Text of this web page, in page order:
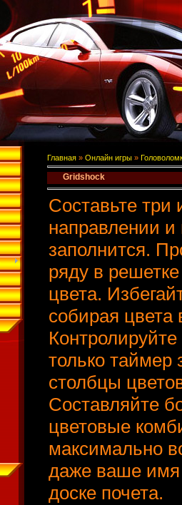
Главная » Онлайн игры »
Gridshock
Составьте
направлении и
заполнится.
ряду в
цвета.
собирая цвета
только таймер
столбцы
Составляйте
цветовые
максимально
даже ваше имя
доске почета.